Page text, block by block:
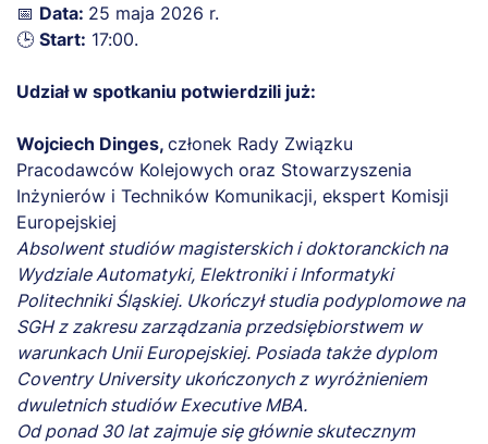
📅 Data: 25 maja 2026 r.
🕒 Start: 17:00.
Udział w spotkaniu potwierdzili już:
Wojciech Dinges, członek Rady Związku
Pracodawców Kolejowych oraz Stowarzyszenia
Inżynierów i Techników Komunikacji, ekspert Komisji
Europejskiej
Absolwent studiów magisterskich i doktoranckich na
Wydziale Automatyki, Elektroniki i Informatyki
Politechniki Śląskiej. Ukończył studia podyplomowe na
SGH z zakresu zarządzania przedsiębiorstwem w
warunkach Unii Europejskiej. Posiada także dyplom
Coventry University ukończonych z wyróżnieniem
dwuletnich studiów Executive MBA.
Od ponad 30 lat zajmuje się głównie skutecznym